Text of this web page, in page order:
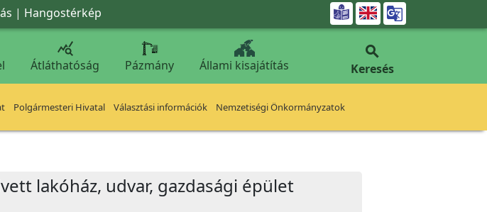
| Hangostérkép 

Átláthatóság Pázmány Állami kisajátítás

Keresés
Polgármesteri Hivatal Választási információk Nemzetiségi Önkormányzatok
lakóház, udvar, gazdasági épület